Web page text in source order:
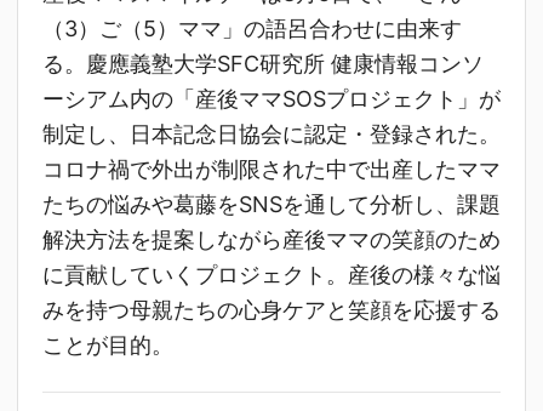
（3）ご（5）ママ」の語呂合わせに由来す
る。慶應義塾大学SFC研究所 健康情報コンソ
ーシアム内の「産後ママSOSプロジェクト」が
制定し、日本記念日協会に認定・登録された。
コロナ禍で外出が制限された中で出産したママ
たちの悩みや葛藤をSNSを通して分析し、課題
解決方法を提案しながら産後ママの笑顔のため
に貢献していくプロジェクト。産後の様々な悩
みを持つ母親たちの心身ケアと笑顔を応援する
ことが目的。